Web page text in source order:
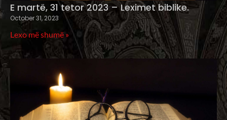
E martë, 31 tetor 2023 – Leximet biblike.
October 31, 2023
Lexo më shumë »